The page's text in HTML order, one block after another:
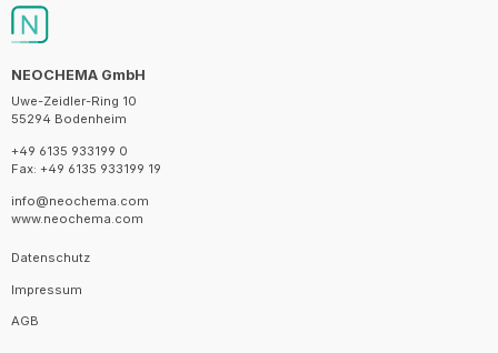
NEOCHEMA GmbH
Uwe-Zeidler-Ring 10
55294 Bodenheim
+49 6135 933199 0
Fax: +49 6135 933199 19
info@neochema.com
www.neochema.com
Datenschutz
Impressum
AGB